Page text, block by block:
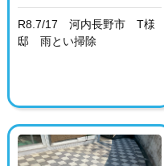
R8.7/17 河内長野市 T様
邸 雨とい掃除